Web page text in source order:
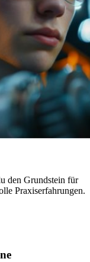
den Grundstein für
Praxiserfahrungen.